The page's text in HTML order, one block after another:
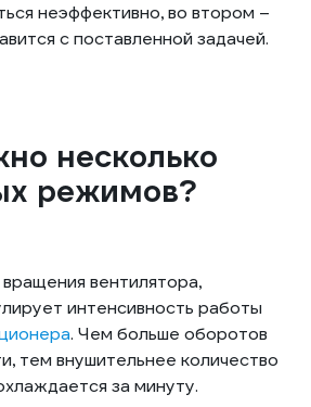
неэффективно, во втором –
с поставленной задачей.
несколько
режимов?
вентилятора,
интенсивность работы
. Чем больше оборотов
тем внушительнее количество
за минуту.